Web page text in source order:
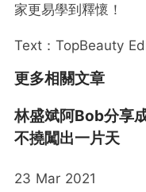
家更易學到釋懷！
Text：TopBeauty
更多相關文章
林盛斌阿Bob分享
不撓闖出一片天
23 Mar 2021